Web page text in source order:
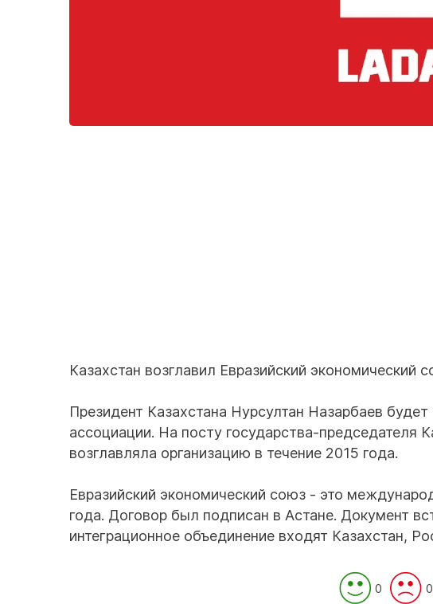
Казахстан возглавил Евразийский
Президент Казахстана Нурсултан Назарбаев
ассоциации. На посту государства-председателя
возглавляла организацию в течение 2015 года.
Евразийский экономический союз - это
года. Договор был подписан в Астане. Документ
интеграционное объединение входят Казахстан,
0 0